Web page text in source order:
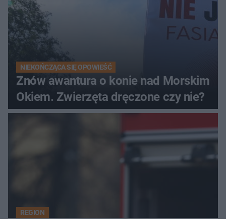
NIEKOŃCZĄCA SIĘ OPOWIEŚĆ
Znów awantura o konie nad Morskim
Okiem. Zwierzęta dręczone czy nie?
REGION